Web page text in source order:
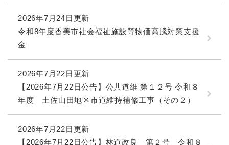
2026年7月24日更新
令和8年度香美市社会福祉施設等物価高騰対策支援
金
2026年7月22日更新
【2026年7月22日公告】公共道維 第１２号 令和８
年度 土佐山田地区市道維持補修工事（その２）
2026年7月22日更新
【2026年7月22日公告】林道改良 第２号 令和８